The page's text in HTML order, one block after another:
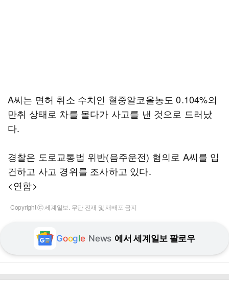
A씨는 면허 취소 수치인 혈중알코올농도 0.104%의
만취 상태로 차를 몰다가 사고를 낸 것으로 드러났
다.
경찰은 도로교통법 위반(음주운전) 혐의로 A씨를 입
건하고 사고 경위를 조사하고 있다.
<연합>
Copyright ⓒ 세계일보. 무단 전재 및 재배포 금지
Google News 에서 세계일보 팔로우